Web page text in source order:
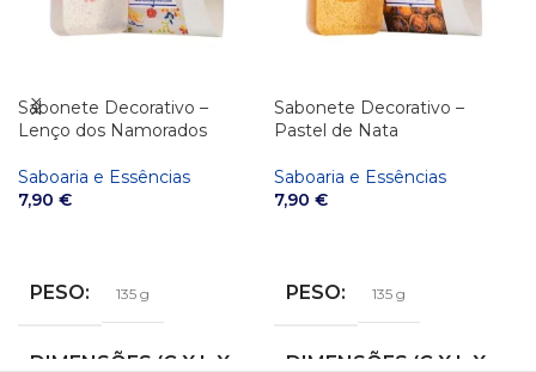
Difusor Castelbel Lavanda e
Camomila 250 ml
Saboaria e Essências
43,90
PESO 930 g
DIMENSÕES (C X L X
Difusor Castelbel Portus Cale
Gold & Blue 250 ml
Saboaria e Essências
61,90
PESO 930 g
DIMENSÕES (C X L X